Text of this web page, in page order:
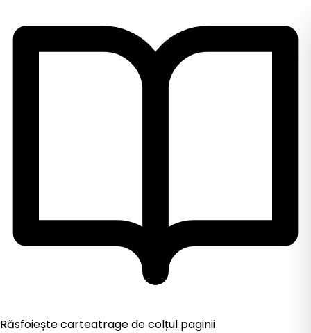
Răsfoiește carteatrage de colțul paginii